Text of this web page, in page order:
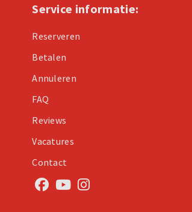
Service informatie:
Reserveren
Betalen
Annuleren
FAQ
Reviews
Vacatures
Contact